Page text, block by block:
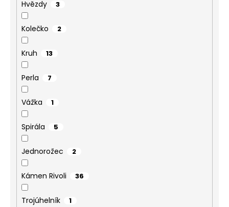
Hvězdy 3
Kolečko 2
Kruh 13
Perla 7
Vážka 1
Spirála 5
Jednorožec 2
Kámen Rivoli 36
Trojúhelník 1